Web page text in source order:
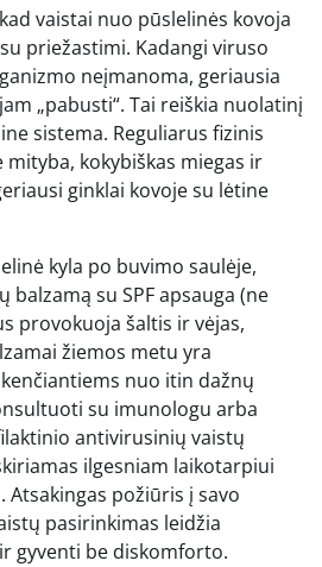
vaistai nuo pūslelinės kovoja
priežastimi. Kadangi viruso
neįmanoma, geriausia
„pabusti“. Tai reiškia nuolatinį
sistema. Reguliarus fizinis
kokybiškas miegas ir
ginklai kovoje su lėtine
kyla po buvimo saulėje,
su SPF apsauga (ne
provokuoja šaltis ir vėjas,
žiemos metu yra
nuo itin dažnų
su imunologu arba
antivirusinių vaistų
ilgesniam laikotarpiui
Atsakingas požiūris į savo
pasirinkimas leidžia
gyventi be diskomforto.